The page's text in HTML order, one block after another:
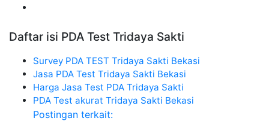
Daftar isi PDA Test Tridaya Sakti
Survey PDA TEST Tridaya Sakti Bekasi
Jasa PDA Test Tridaya Sakti Bekasi
Harga Jasa Test PDA Tridaya Sakti
PDA Test akurat Tridaya Sakti Bekasi
Postingan terkait: